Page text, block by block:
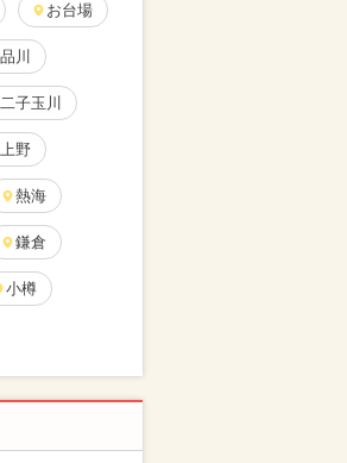
お台場
品川
二子玉川
上野
熱海
鎌倉
小樽